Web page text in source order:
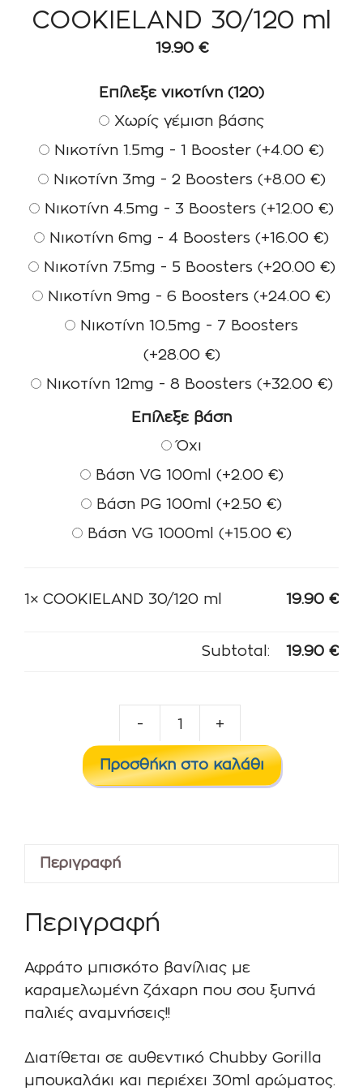
COOKIELAND 30/120 ml
19.90 €
Επίλεξε νικοτίνη (120)
Χωρίς γέμιση βάσης
Νικοτίνη 1.5mg - 1 Booster (+4.00 €)
Νικοτίνη 3mg - 2 Boosters (+8.00 €)
Νικοτίνη 4.5mg - 3 Boosters (+12.00 €)
Νικοτίνη 6mg - 4 Boosters (+16.00 €)
Νικοτίνη 7.5mg - 5 Boosters (+20.00 €)
Νικοτίνη 9mg - 6 Boosters (+24.00 €)
Νικοτίνη 10.5mg - 7 Boosters
(+28.00 €)
Νικοτίνη 12mg - 8 Boosters (+32.00 €)
Επίλεξε βάση
Όχι
Βάση VG 100ml (+2.00 €)
Βάση PG 100ml (+2.50 €)
Βάση VG 1000ml (+15.00 €)
1× COOKIELAND 30/120 ml 19.90 €
Subtotal: 19.90 €
-
30/120
+
Προσθήκη στο καλάθι
Περιγραφή
Περιγραφή
Αφράτο μπισκότο βανίλιας με
καραμελωμένη ζάχαρη που σου ξυπνά
παλιές αναμνήσεις!!
Διατίθεται σε αυθεντικό Chubby Gorilla
μπουκαλάκι και περιέχει 30ml αρώματος.